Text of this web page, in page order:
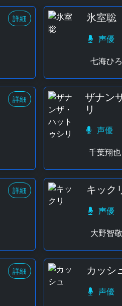
詳細 氷室聡
声優
七海ひ
詳細
ザナン
リ
声優
千葉翔也
詳細 キック
声優
大野智敬
詳細 カッシ
声優